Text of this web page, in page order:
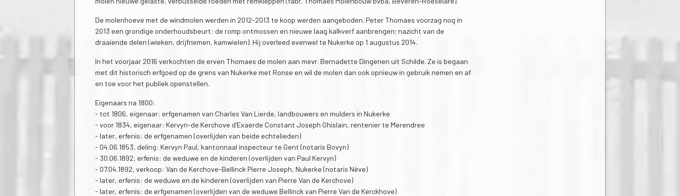
De molenhoeve met de windmolen werden in 2012-2013 te koop werden aangeboden. Peter Thomaes voorzag nog in
2013 een grondige onderhoudsbeurt: de romp ontmossen en nieuwe laag kalkverf aanbrengen; nazicht van de
draaiende delen (wieken, drijfriemen, kamwielen). Hij overleed evenwel te Nukerke op 1 augustus 2014.
In het voorjaar 2016 verkochten de erven Thomaes de molen aan mevr. Bernadette Dingenen uit Schilde. Ze is begaan
met dit historisch erfgoed op de grens van Nukerke met Ronse en wil de molen dan ook opnieuw in gebruik nemen en af
en toe voor het publiek openstellen.
Eigenaars na 1800:
- tot 1806, eigenaar: erfgenamen van Charles Van Lierde, landbouwers en mulders in Nukerke
- voor 1834, eigenaar: Kervyn-de Kerchove d'Exaerde Constant Joseph Ghislain, rentenier te Merendree
- later, erfenis: de erfgenamen (overlijden van beide echtelieden)
- 04.06.1853, deling: Kervyn Paul, kantonnaal inspecteur te Gent (notaris Bovyn)
- 30.06.1892, erfenis: de weduwe en de kinderen (overlijden van Paul Kervyn)
- 07.04.1892, verkoop: Van de Kerchove-Bellinck Pierre Joseph, Nukerke (notaris Nève)
- later, erfenis: de weduwe en de kinderen (overlijden van Pierre Van de Kerchove)
- later, erfenis: de erfgenamen (overlijden van de weduwe Bellinck van Pierre Van de Kerckhove)